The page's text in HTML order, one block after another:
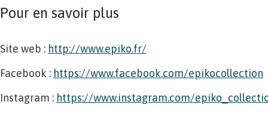
Pour en savoir plus
Site web : http://www.epiko.fr/
Facebook : https://www.facebook.com/epikocollection
Instagram : https://www.instagram.com/